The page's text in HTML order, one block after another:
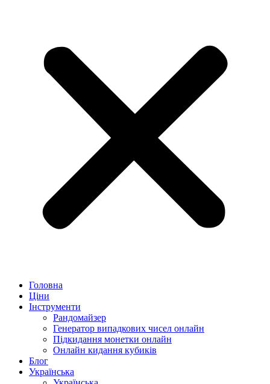
Головна
Ціни
Інструменти
Рандомайзер
Генератор випадкових чисел онлайн
Підкидання монетки онлайн
Онлайн кидання кубиків
Блог
Українська